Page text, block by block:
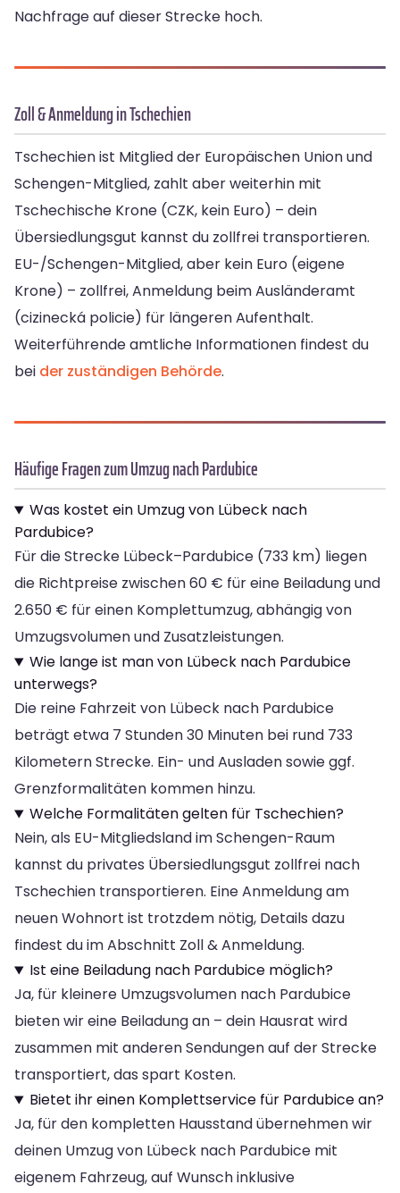
Nachfrage auf dieser Strecke hoch.
Zoll & Anmeldung in Tschechien
Tschechien ist Mitglied der Europäischen Union und
Schengen-Mitglied, zahlt aber weiterhin mit
Tschechische Krone (CZK, kein Euro) – dein
Übersiedlungsgut kannst du zollfrei transportieren.
EU-/Schengen-Mitglied, aber kein Euro (eigene
Krone) – zollfrei, Anmeldung beim Ausländeramt
(cizinecká policie) für längeren Aufenthalt.
Weiterführende amtliche Informationen findest du
bei der zuständigen Behörde.
Häufige Fragen zum Umzug nach Pardubice
Was kostet ein Umzug von Lübeck nach
Pardubice?
Für die Strecke Lübeck–Pardubice (733 km) liegen
die Richtpreise zwischen 60 € für eine Beiladung und
2.650 € für einen Komplettumzug, abhängig von
Umzugsvolumen und Zusatzleistungen.
Wie lange ist man von Lübeck nach Pardubice
unterwegs?
Die reine Fahrzeit von Lübeck nach Pardubice
beträgt etwa 7 Stunden 30 Minuten bei rund 733
Kilometern Strecke. Ein- und Ausladen sowie ggf.
Grenzformalitäten kommen hinzu.
Welche Formalitäten gelten für Tschechien?
Nein, als EU-Mitgliedsland im Schengen-Raum
kannst du privates Übersiedlungsgut zollfrei nach
Tschechien transportieren. Eine Anmeldung am
neuen Wohnort ist trotzdem nötig, Details dazu
findest du im Abschnitt Zoll & Anmeldung.
Ist eine Beiladung nach Pardubice möglich?
Ja, für kleinere Umzugsvolumen nach Pardubice
bieten wir eine Beiladung an – dein Hausrat wird
zusammen mit anderen Sendungen auf der Strecke
transportiert, das spart Kosten.
Bietet ihr einen Komplettservice für Pardubice an?
Ja, für den kompletten Hausstand übernehmen wir
deinen Umzug von Lübeck nach Pardubice mit
eigenem Fahrzeug, auf Wunsch inklusive